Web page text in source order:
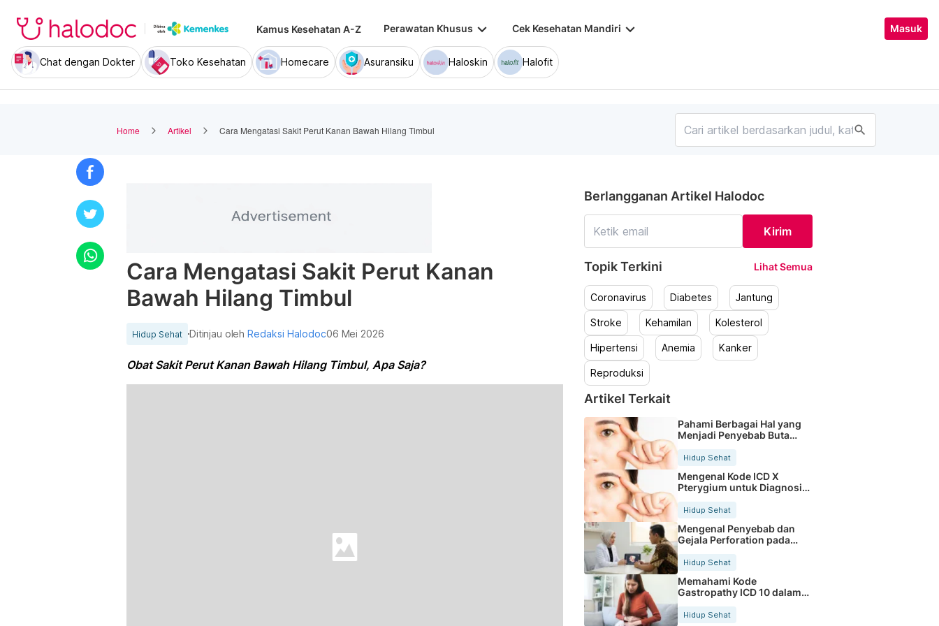
Kamus Kesehatan A-Z Perawatan Khusus keyboard_arrow_down Cek Kesehatan Mandiri keyboard_arrow_down Masuk
Chat dengan Dokter Toko Kesehatan Homecare Asuransiku Haloskin Halofit
Home Artikel Cara Mengatasi Sakit Perut Kanan Bawah Hilang Timbul search
Cara Mengatasi Sakit Perut Kanan
Bawah Hilang Timbul
Hidup Sehat Ditinjau olehRedaksi Halodoc06 Mei 2026
Obat Sakit Perut Kanan Bawah Hilang Timbul, Apa Saja?
Berlangganan Artikel Halodoc
Kirim
Topik Terkini Lihat Semua
Coronavirus Diabetes Jantung
Stroke Kehamilan Kolesterol
Hipertensi Anemia Kanker
Reproduksi
Artikel Terkait
Pahami Berbagai Hal yang
Menjadi Penyebab Buta
Hidup Sehat
Mengenal Kode ICD X
Pterygium untuk Diagnosis
Hidup Sehat
Mengenal Penyebab dan
Gejala Perforation pada
Tubuh
Hidup Sehat
Memahami Kode
Gastropathy ICD 10 dalam
Rekam Medis Pasien
Hidup Sehat